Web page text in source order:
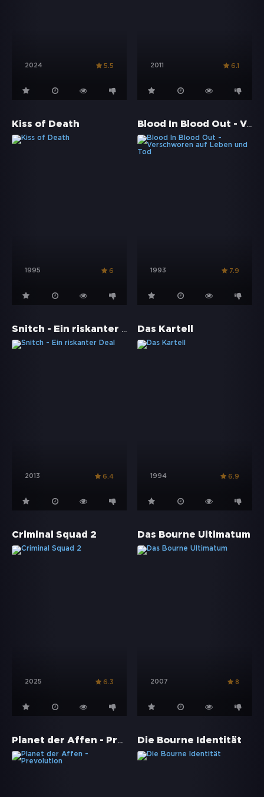
2024 5.5 2011 6.1
Kiss of Death
1995 6
Blood In Blood Out - Verschworen auf Leben und Tod
1993 7.9
Snitch - Ein riskanter Deal
2013 6.4
Das Kartell
1994 6.9
Criminal Squad 2
2025 6.3
Das Bourne Ultimatum
2007 8
Planet der Affen - Prevolution Die Bourne Identität